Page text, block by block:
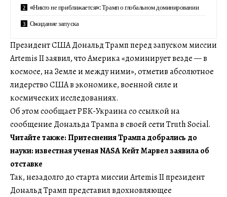
«Никто не приближается»: Трамп о глобальном доминировании
Ожидание запуска
Президент США Дональд Трамп перед запуском миссии
Artemis II заявил, что Америка «доминирует везде — в
космосе, на Земле и между ними», отметив абсолютное
лидерство США в экономике, военной силе и
космических исследованиях.
Об этом сообщает РБК-Украина со ссылкой на
сообщение Дональда Трампа в своей сети Truth Social.
Читайте также: Притеснения Трампа добрались до
науки: известная ученая NASA Кейт Марвел заявила об
отставке
Так, незадолго до старта миссии Artemis II президент
Дональд Трамп представил вдохновляющее